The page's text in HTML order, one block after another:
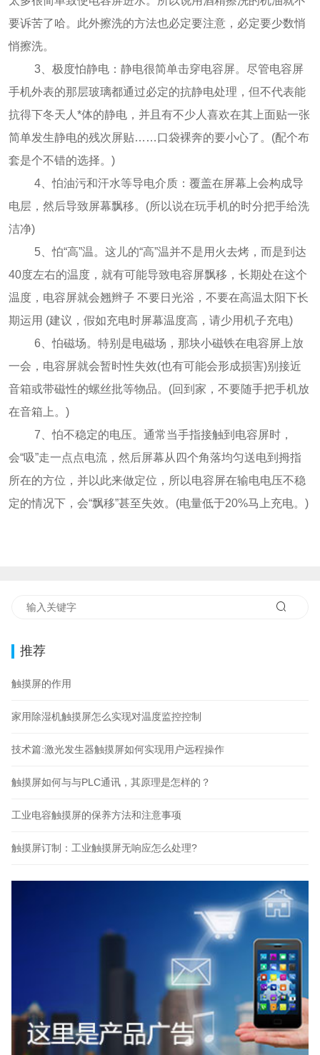
要诉苦了哈。此外擦洗的方法也必定要注意，必定要少数悄
悄擦洗。
3、极度怕静电：静电很简单击穿电容屏。尽管电容屏
手机外表的那层玻璃都通过必定的抗静电处理，但不代表能
抗得下冬天人*体的静电，并且有不少人喜欢在其上面贴一张
简单发生静电的残次屏贴……口袋裸奔的要小心了。(配个布
套是个不错的选择。)
4、怕油污和汗水等导电介质：覆盖在屏幕上会构成导
电层，然后导致屏幕飘移。(所以说在玩手机的时分把手给洗
洁净)
5、怕“高”温。这儿的“高”温并不是用火去烤，而是到达
40度左右的温度，就有可能导致电容屏飘移，长期处在这个
温度，电容屏就会翘辫子 不要日光浴，不要在高温太阳下长
期运用 (建议，假如充电时屏幕温度高，请少用机子充电)
6、怕磁场。特别是电磁场，那块小磁铁在电容屏上放
一会，电容屏就会暂时性失效(也有可能会形成损害)别接近
音箱或带磁性的螺丝批等物品。(回到家，不要随手把手机放
在音箱上。)
7、怕不稳定的电压。通常当手指接触到电容屏时，
会“吸”走一点点电流，然后屏幕从四个角落均匀送电到拇指
所在的方位，并以此来做定位，所以电容屏在输电电压不稳
定的情况下，会“飘移”甚至失效。(电量低于20%马上充电。)
推荐
触摸屏的作用
家用除湿机触摸屏怎么实现对温度监控控制
技术篇:激光发生器触摸屏如何实现用户远程操作
触摸屏如何与与PLC通讯，其原理是怎样的？
工业电容触摸屏的保养方法和注意事项
触摸屏订制：工业触摸屏无响应怎么处理?